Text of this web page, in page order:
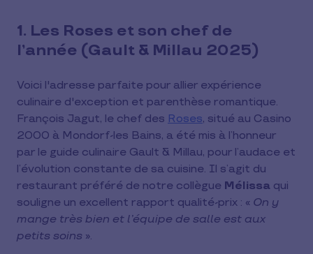
1. Les Roses et son chef de
l’année (Gault & Millau 2025)
Voici l'adresse parfaite pour allier expérience
culinaire d'exception et parenthèse romantique.
François Jagut, le chef des Roses, situé au Casino
2000 à Mondorf-les Bains, a été mis à l’honneur
par le guide culinaire Gault & Millau, pour l’audace et
l’évolution constante de sa cuisine. Il s’agit du
restaurant préféré de notre collègue Mélissa qui
souligne un excellent rapport qualité-prix : « On y
mange très bien et l’équipe de salle est aux
petits soins ».